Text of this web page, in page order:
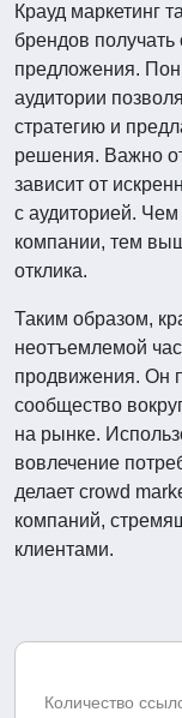
Крауд маркетинг
брендов
предложения.
аудитории
стратегию и
решения. Важно
зависит от
с аудиторией.
компании, тем
отклика.
Таким образом,
неотъемлемой
продвижения. Он
сообщество
на рынке.
вовлечение
делает crowd
компаний,
клиентами.
Количество